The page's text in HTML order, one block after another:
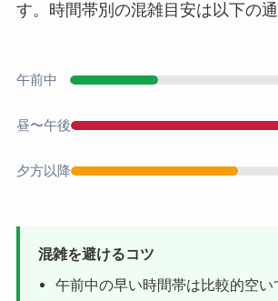
す。時間帯別の混雑目安は以下の通
午前中
昼〜午後
夕方以降
混雑を避けるコツ
午前中の早い時間帯は比較的空い